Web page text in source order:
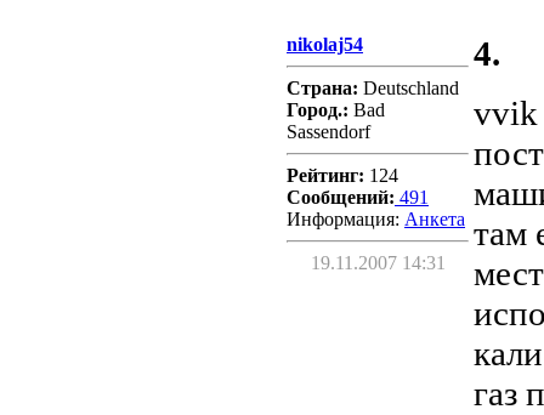
nikolaj54
Страна: Deutschland
Город.: Bad
Sassendorf
Рейтинг: 124
Сообщений: 491
Информация: Aнкета
19.11.2007 14:31
4.
vvik
там
газ